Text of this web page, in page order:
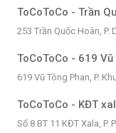
ToCoToCo - Trần
253 Trần Quốc Hoàn, P.
ToCoToCo - 619
619 Vũ Tông Phan, P.
ToCoToCo - KĐT
Số 8 BT 11 KĐT Xala, P.